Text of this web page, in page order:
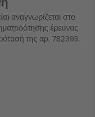
αναγνωρίζεται στο
έρευνας
της αρ. 782393.